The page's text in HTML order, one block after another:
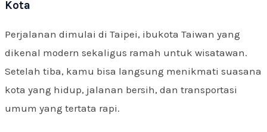
Kota
Perjalanan dimulai di Taipei, ibukota Taiwan yang
dikenal modern sekaligus ramah untuk wisatawan.
Setelah tiba, kamu bisa langsung menikmati suasana
kota yang hidup, jalanan bersih, dan transportasi
umum yang tertata rapi.